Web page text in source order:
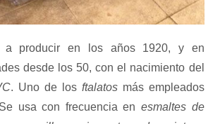
a producir en los años 1920, y en
desde los 50, con el nacimiento del
. Uno de los ftalatosmás empleados
usa con frecuencia enesmaltes de